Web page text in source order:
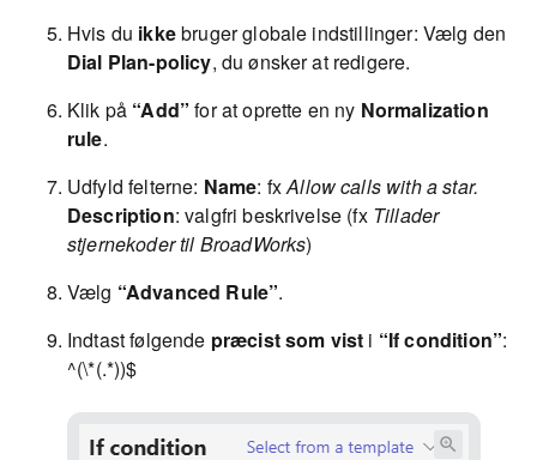
Hvis du ikkebruger globale indstillinger: Vælg den
Dial Plan-policy, du ønsker at redigere.
Klik på “Add” for at oprette en ny Normalization
rule.
Udfyld felterne: Name: fxAllow calls with a star.
Description: valgfri beskrivelse (fx Tillader
stjernekoder til BroadWorks)
Vælg “Advanced Rule”.
Indtast følgende præcist som vist i “If condition”:
^(\*(.*))$